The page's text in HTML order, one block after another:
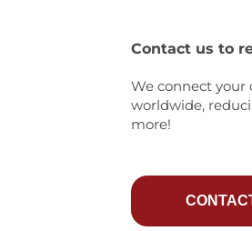
Contact us to
We connect
worldwide,
more!